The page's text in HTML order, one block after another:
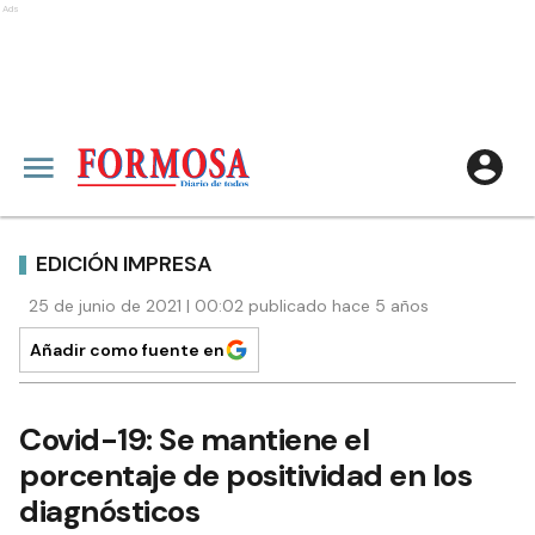
Ads
EDICIÓN IMPRESA
25 de junio de 2021 | 00:02 publicado hace 5 años
Añadir como fuente en
Covid-19: Se mantiene el
porcentaje de positividad en los
diagnósticos